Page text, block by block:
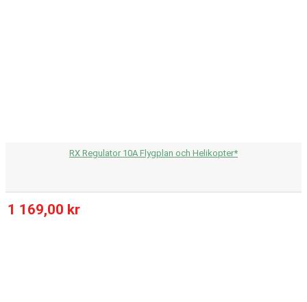
RX Regulator 10A Flygplan och Helikopter*
1 169,00 kr